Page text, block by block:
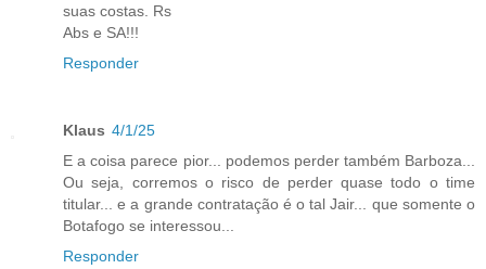
suas costas. Rs
Abs e SA!!!
Responder
Klaus 4/1/25
E a coisa parece pior... podemos perder também Barboza...
Ou seja, corremos o risco de perder quase todo o time
titular... e a grande contratação é o tal Jair... que somente o
Botafogo se interessou...
Responder